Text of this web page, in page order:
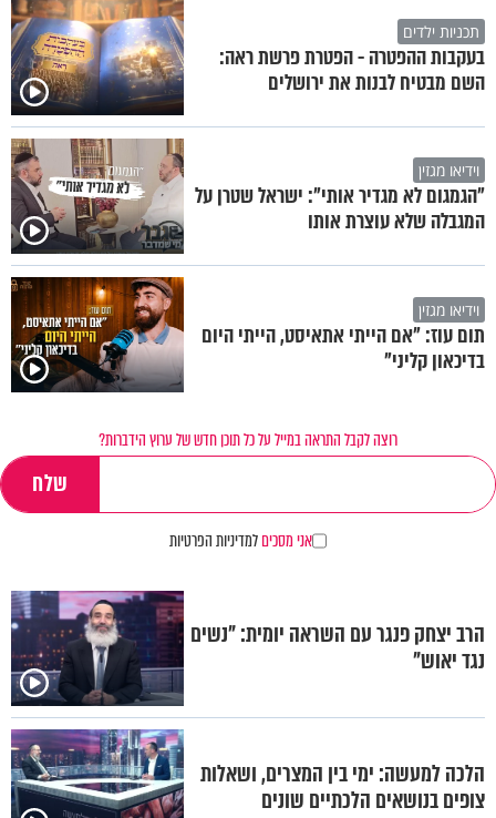
תכניות ילדים
בעקבות ההפטרה - הפטרת פרשת ראה:
השם מבטיח לבנות את ירושלים
וידיאו מגזין
"הגמגום לא מגדיר אותי": ישראל שטרן על
המגבלה שלא עוצרת אותו
וידיאו מגזין
תום עוז: "אם הייתי אתאיסט, הייתי היום
בדיכאון קליני"
רוצה לקבל התראה במייל על כל תוכן חדש של ערוץ הידברות?
אני מסכיםלמדיניות הפרטיות
הרב יצחק פנגר עם השראה יומית: "נשים
נגד יאוש"
הלכה למעשה: ימי בין המצרים, ושאלות
צופים בנושאים הלכתיים שונים